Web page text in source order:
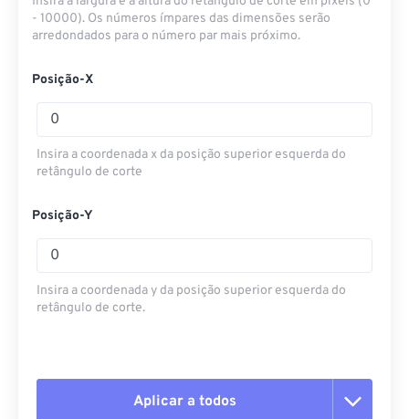
- 10000). Os números ímpares das dimensões serão
arredondados para o número par mais próximo.
Posição-X
Insira a coordenada x da posição superior esquerda do
retângulo de corte
Posição-Y
Insira a coordenada y da posição superior esquerda do
retângulo de corte.
Aplicar a todos